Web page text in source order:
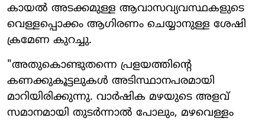
കായൽ അടക്കമുള്ള ആവാസവ്യവസ്ഥകളുടെ
വെള്ളപ്പൊക്കം ആഗിരണം ചെയ്യാനുള്ള ശേഷി
ക്രമേണ കുറച്ചു.
"അതുകൊണ്ടുതന്നെ പ്രളയത്തിന്റെ
കണക്കുകൂട്ടലുകൾ അടിസ്ഥാനപരമായി
മാറിയിരിക്കുന്നു. വാർഷിക മഴയുടെ അളവ്
സമാനമായി തുടർന്നാൽ പോലും, മഴവെള്ളം